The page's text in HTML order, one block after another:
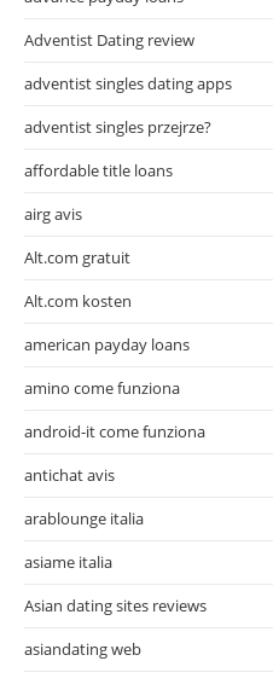
Adventist Dating review
adventist singles dating apps
adventist singles przejrze?
affordable title loans
airg avis
Alt.com gratuit
Alt.com kosten
american payday loans
amino come funziona
android-it come funziona
antichat avis
arablounge italia
asiame italia
Asian dating sites reviews
asiandating web